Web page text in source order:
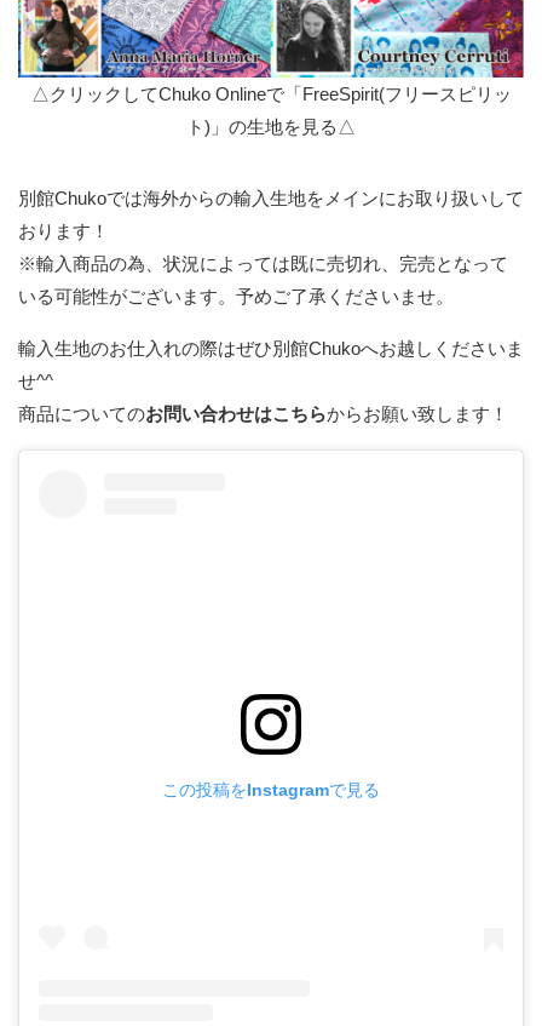
△クリックしてChuko Onlineで「FreeSpirit(フリースピリッ
ト)」の生地を見る△
別館Chukoでは海外からの輸入生地をメインにお取り扱いして
おります！
※輸入商品の為、状況によっては既に売切れ、完売となって
いる可能性がございます。予めご了承くださいませ。
輸入生地のお仕入れの際はぜひ別館Chukoへお越しくださいま
せ^^
商品についてのお問い合わせはこちらからお願い致します！
この投稿をInstagramで見る